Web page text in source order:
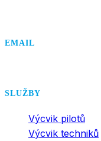
EMAIL
SLUŽBY
Výcvik pilotů
Výcvik techniků